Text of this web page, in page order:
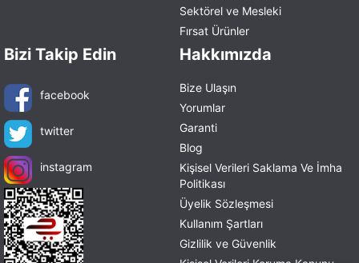
Sektörel ve Mesleki
Fırsat Ürünler
Bizi Takip Edin
facebook
twitter
instagram
Hakkımızda
Bize Ulaşın
Yorumlar
Garanti
Blog
Kişisel Verileri Saklama Ve İmha
Politikası
Üyelik Sözleşmesi
Kullanım Şartları
Gizlilik ve Güvenlik